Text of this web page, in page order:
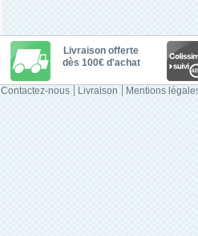
Livraison offerte
dès 100€ d'achat
Contactez-nous Livraison Mentions